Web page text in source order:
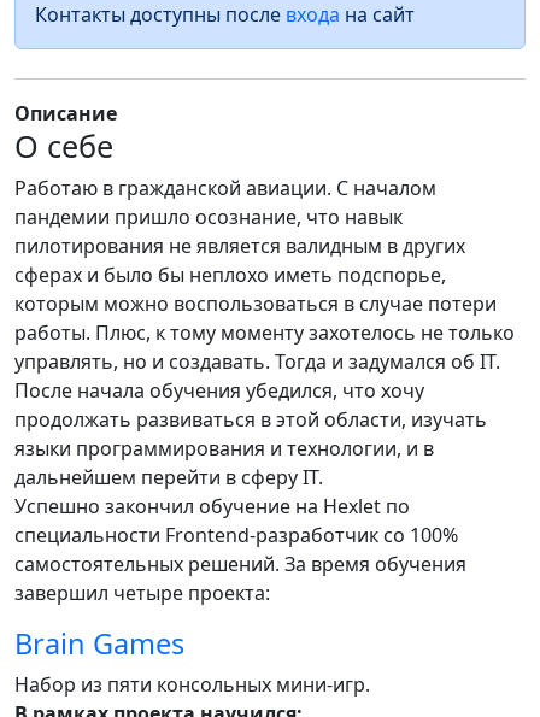
Контакты доступны после входа на сайт
Описание
О себе
Работаю в гражданской авиации. С началом
пандемии пришло осознание, что навык
пилотирования не является валидным в других
сферах и было бы неплохо иметь подспорье,
которым можно воспользоваться в случае потери
работы. Плюс, к тому моменту захотелось не только
управлять, но и создавать. Тогда и задумался об IT.
После начала обучения убедился, что хочу
продолжать развиваться в этой области, изучать
языки программирования и технологии, и в
дальнейшем перейти в сферу IT.
Успешно закончил обучение на Hexlet по
специальности Frontend-разработчик со 100%
самостоятельных решений. За время обучения
завершил четыре проекта:
Brain Games
Набор из пяти консольных мини-игр.